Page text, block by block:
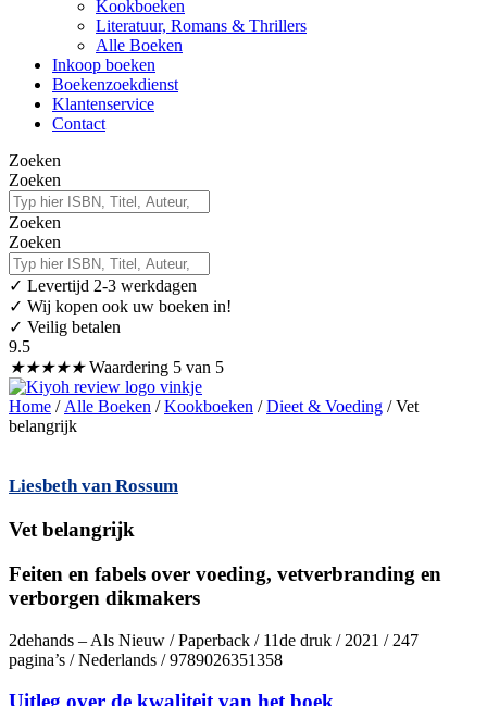
Kookboeken
Literatuur, Romans & Thrillers
Alle Boeken
Inkoop boeken
Boekenzoekdienst
Klantenservice
Contact
Zoeken
Zoeken
Zoeken
Zoeken
✓ Levertijd 2-3 werkdagen
✓ Wij kopen ook uw boeken in!
✓ Veilig betalen
9.5
★★★★★ Waardering 5 van 5
Home / Alle Boeken /Kookboeken /Dieet & Voeding / Vet
belangrijk
Liesbeth van Rossum
Vet belangrijk
Feiten en fabels over voeding, vetverbranding en
verborgen dikmakers
2dehands – Als Nieuw / Paperback / 11de druk / 2021 / 247
pagina’s / Nederlands / 9789026351358
Uitleg over de kwaliteit van het boek